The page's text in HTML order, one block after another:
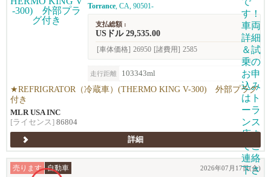
Torrance, CA, 90501-
支払総額 :
USドル 29,535.00
[車体価格] 26950 [諸費用] 2585
走行距離 103343ml
★REFRIGRATOR（冷蔵車）(THERMO KING V-300) 外部プラグ
付き
MLR USA INC
[ライセンス] 86804
詳細
売ります 自動車 2026年07月17日(金)